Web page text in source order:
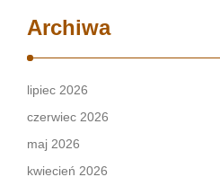
Archiwa
lipiec 2026
czerwiec 2026
maj 2026
kwiecień 2026